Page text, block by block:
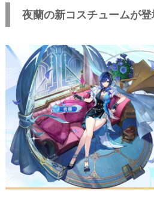
夜蘭の新コスチュームが登